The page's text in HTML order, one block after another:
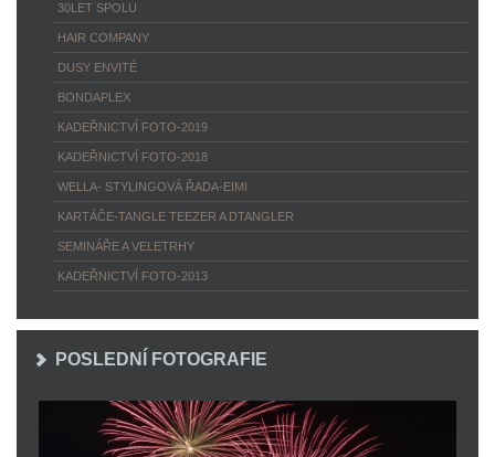
30LET SPOLU
HAIR COMPANY
DUSY ENVITÉ
BONDAPLEX
KADEŘNICTVÍ FOTO-2019
KADEŘNICTVÍ FOTO-2018
WELLA- STYLINGOVÁ ŘADA-EIMI
KARTÁČE-TANGLE TEEZER A DTANGLER
SEMINÁŘE A VELETRHY
KADEŘNICTVÍ FOTO-2013
POSLEDNÍ FOTOGRAFIE